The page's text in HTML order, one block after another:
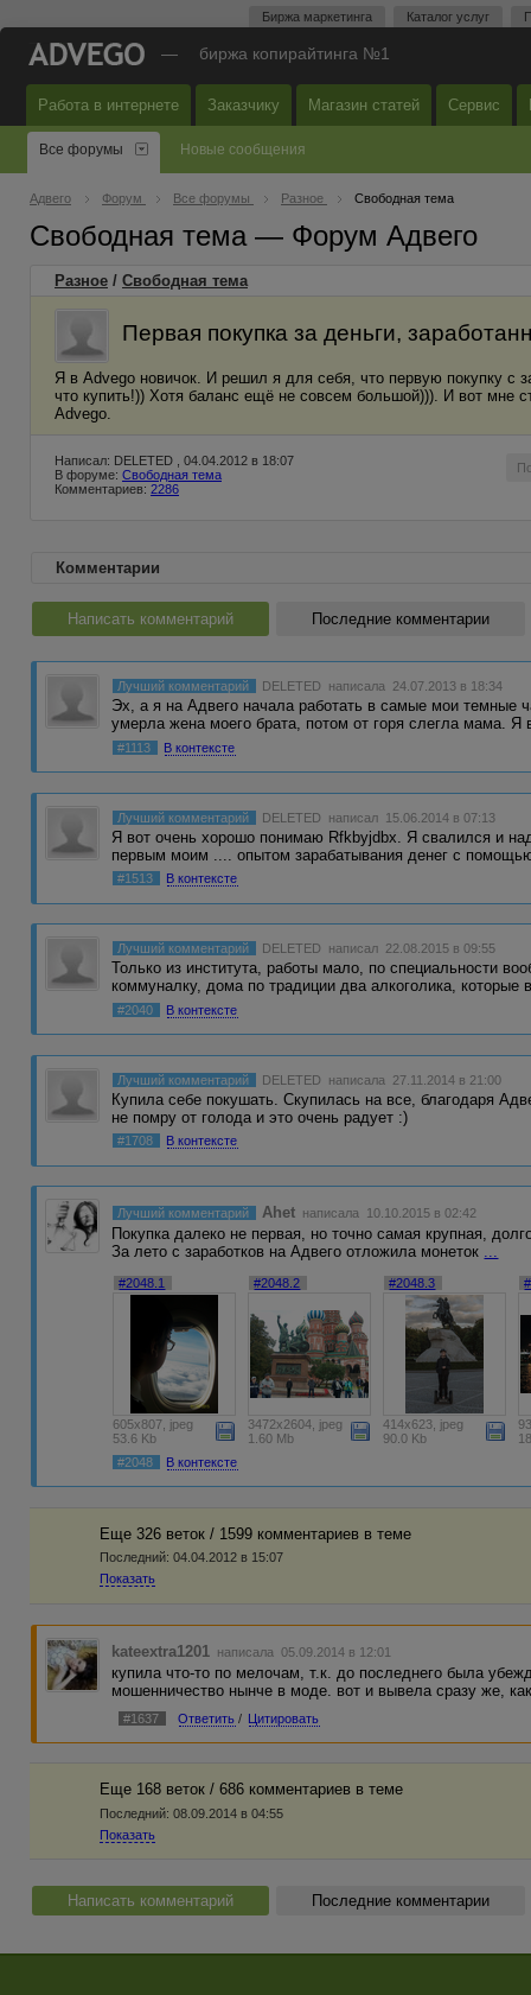
Биржа маркетинга Каталог услуг
— биржа копирайтинга №1
Работа в интернете Заказчику Магазин статей Сервис
Все форумы Новые сообщения
Адвего Форум Все форумы Разное Свободная тема
Свободная тема — Форум Адвего
Разное / Свободная тема
Первая покупка за деньги,
Я в Advego новичок. И решил я для себя, что первую покупку с
что купить!)) Хотя баланс ещё не совсем большой))). И вот мне
Advego.
Написал: DELETED , 04.04.2012 в 18:07
В форуме: Свободная тема
Комментариев: 2286
Комментарии
Написать комментарий Последние комментарии
Лучший комментарий DELETED написала 24.07.2013 в 18:34
Эх, а я на Адвего начала работать в самые мои темные
умерла жена моего брата, потом от горя слегла мама. Я
#1113 В контексте
Лучший комментарий DELETED написал 15.06.2014 в 07:13
Я вот очень хорошо понимаю Rfkbyjdbx. Я свалился и
первым моим .... опытом зарабатывания денег с
#1513 В контексте
Лучший комментарий DELETED написал 22.08.2015 в 09:55
Только из института, работы мало, по специальности
коммуналку, дома по традиции два алкоголика, которые
#2040 В контексте
Лучший комментарий DELETED написала 27.11.2014 в 21:00
Купила себе покушать. Скупилась на все, благодаря
не помру от голода и это очень радует :)
#1708 В контексте
Лучший комментарий Ahet написала 10.10.2015 в 02:42
Покупка далеко не первая, но точно самая крупная,
За лето с заработков на Адвего отложила монеток ...
#2048.1
605x807, jpeg
53.6 Kb
#2048.2
3472x2604, jpeg
1.60 Mb
#2048.3
414x623, jpeg
90.0 Kb
#2048
В контексте
Еще 326 веток / 1599 комментариев в темe
Последний: 04.04.2012 в 15:07
Показать
kateextra1201 написала 05.09.2014 в 12:01
купила что-то по мелочам, т.к. до последнего была
мошенничество нынче в моде. вот и вывела сразу же,
#1637 Ответить / Цитировать
Еще 168 веток / 686 комментариев в темe
Последний: 08.09.2014 в 04:55
Показать
Написать комментарий Последние комментарии